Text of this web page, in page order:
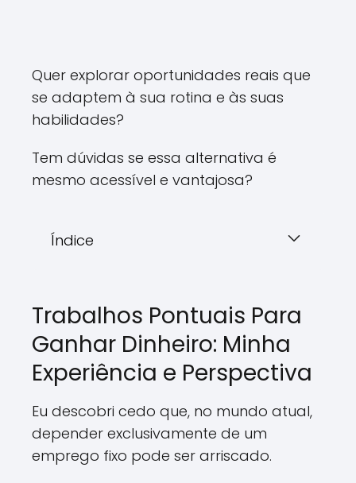
Quer explorar oportunidades reais que
se adaptem à sua rotina e às suas
habilidades?
Tem dúvidas se essa alternativa é
mesmo acessível e vantajosa?
Índice
Trabalhos Pontuais Para
Ganhar Dinheiro: Minha
Experiência e Perspectiva
Eu descobri cedo que, no mundo atual,
depender exclusivamente de um
emprego fixo pode ser arriscado.